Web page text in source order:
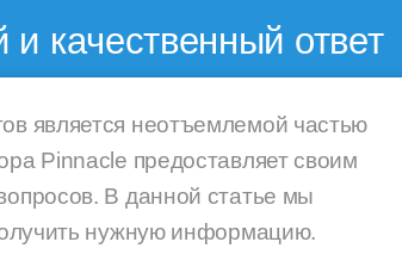
качественный ответ
является неотъемлемой частью
Pinnacle предоставляет своим
В данной статье мы
нужную информацию.